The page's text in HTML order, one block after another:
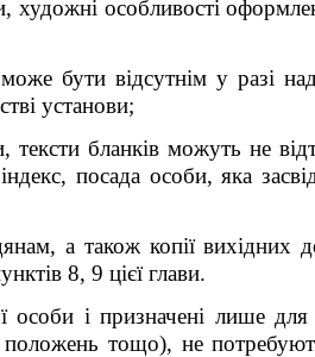
особливості
бути відсутнім у разі
установи;
бланків можуть не
посада особи, яка
а також копії вихідних
8, 9 цієї глави.
особи і призначені лише
положень тощо), не